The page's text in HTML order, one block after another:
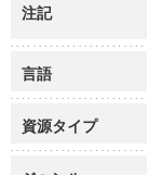
注記
言語
資源タイプ